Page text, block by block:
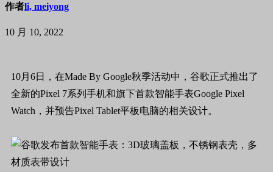
作者li, meiyong
10 月 10, 2022
10月6日，在Made By Google秋季活动中，谷歌正式推出了
全新的Pixel 7系列手机和旗下首款智能手表Google Pixel
Watch，并预告Pixel Tablet平板电脑的相关设计。